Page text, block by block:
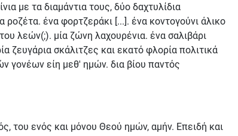
με τα διαμάντια τους, δύο δαχτυλίδια
ροζέτα. ένα φορτζεράκι [...]. ένα κοντογούνι άλικο
λεών(;). μία ζώνη λαχουρένια. ένα σαλιβάρι
ζευγάρια σκάλιτζες και εκατό φλορία πολιτικά
γονέων είη μεθ' ημών. δια βίου παντός
του ενός και μόνου Θεού ημών, αμήν. Επειδή και